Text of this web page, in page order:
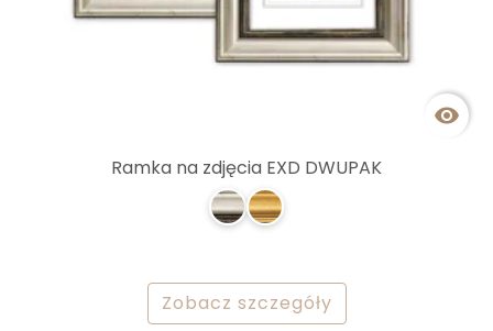

Ramka na zdjęcia EXD DWUPAK
Zobacz szczegóły